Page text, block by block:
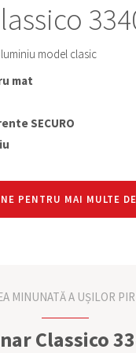
model clasic
mat
SECURO
PENTRU MAI MULTE
MINUNATĂ A UȘILOR
Classico